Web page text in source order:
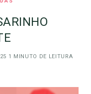
1 MINUTO DE LEITURA